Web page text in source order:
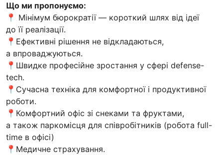
Що ми пропонуємо:
📍 Мінімум бюрократії — короткий шлях від ідеї
до її реалізації.
📍Ефективні рішення не відкладаються,
а впроваджуються.
📍Швидке професійне зростання у сфері defense-
tech.
📍Сучасна техніка для комфортної і продуктивної
роботи.
📍Комфортний офіс зі снеками та фруктами,
а також паркомісця для співробітників (робота full-
time в офісі)
📍Медичне страхування.